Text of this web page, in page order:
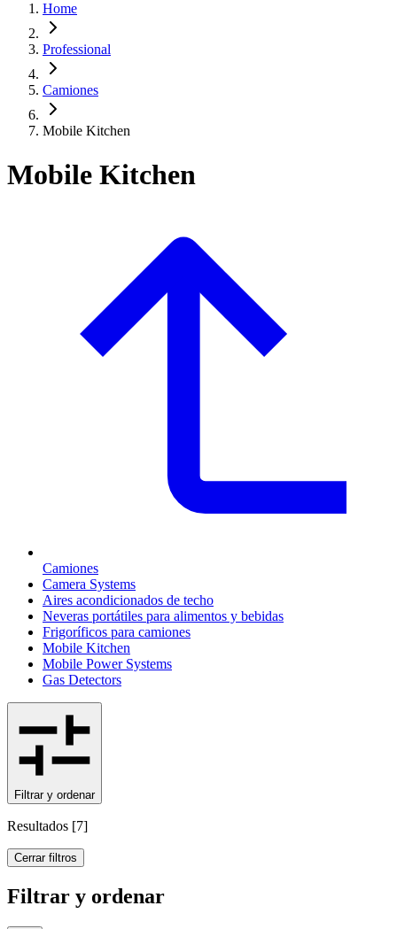
Home
Professional
Camiones
Mobile Kitchen
Mobile Kitchen
Camiones
Camera Systems
Aires acondicionados de techo
Neveras portátiles para alimentos y bebidas
Frigoríficos para camiones
Mobile Kitchen
Mobile Power Systems
Gas Detectors
Filtrar y ordenar
Resultados [7]
Cerrar filtros
Filtrar y ordenar